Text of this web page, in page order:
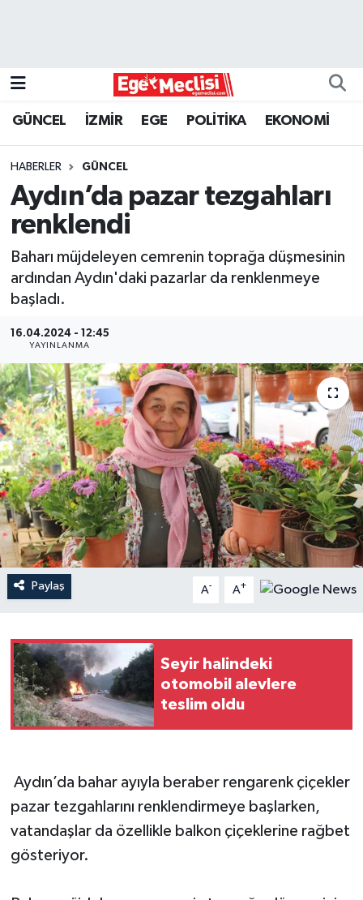
GÜNCEL İZMİR EGE POLİTİKA EKONOMİ
HABERLER GÜNCEL
Aydın’da pazar tezgahları
renklendi
Baharı müjdeleyen cemrenin toprağa düşmesinin
ardından Aydın'daki pazarlar da renklenmeye
başladı.
16.04.2024 - 12:45
YAYINLANMA
Paylaş A- A+
Seyir halindeki
otomobil alevlere
teslim oldu
Aydın’da bahar ayıyla beraber rengarenk çiçekler
pazar tezgahlarını renklendirmeye başlarken,
vatandaşlar da özellikle balkon çiçeklerine rağbet
gösteriyor.
GÜNCEL
İZMİR
ÖZEL HABER
POLİTİKA
SPOR
YAŞAM